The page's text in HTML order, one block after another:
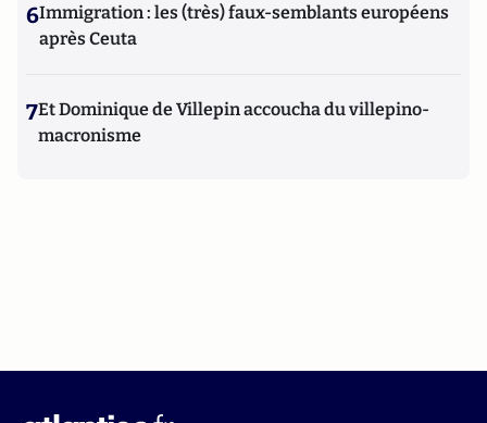
6Immigration : les (très) faux-semblants européens
après Ceuta
7Et Dominique de Villepin accoucha du villepino-
macronisme